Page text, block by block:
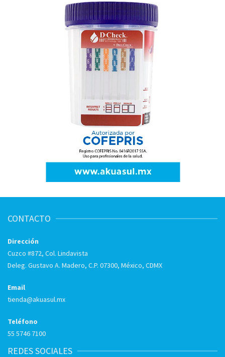
CONTACTO
Dirección
Cuzco #872, Col. Lindavista
Deleg. Gustavo A. Madero, C.P. 07300, México, CDMX
Email
tienda@akuasul.mx
Teléfono
55 5746 7100
REDES SOCIALES